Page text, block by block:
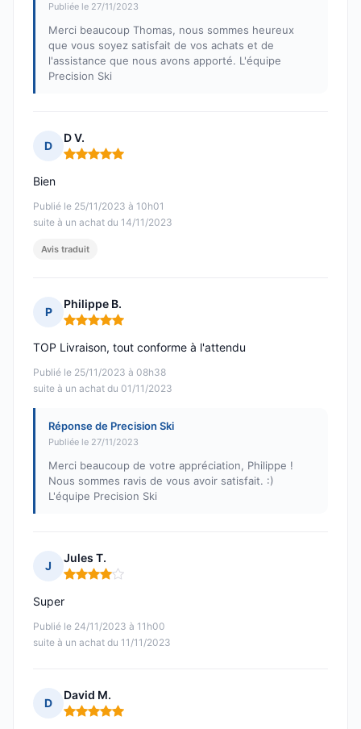
Publiée le 27/11/2023
Merci beaucoup Thomas, nous sommes heureux
que vous soyez satisfait de vos achats et de
l'assistance que nous avons apporté. L'équipe
Precision Ski
D
D V.
Note : 5 sur 5
Publié le 25/11/2023 à 10h01
suite à un achat du 14/11/2023
Bien
Avis traduit
P
Philippe B.
Note : 5 sur 5
Publié le 25/11/2023 à 08h38
suite à un achat du 01/11/2023
TOP Livraison, tout conforme à l'attendu
Réponse de Precision Ski
Publiée le 27/11/2023
Merci beaucoup de votre appréciation, Philippe !
Nous sommes ravis de vous avoir satisfait. :)
L'équipe Precision Ski
J
Jules T.
Note : 4 sur 5
Publié le 24/11/2023 à 11h00
suite à un achat du 11/11/2023
Super
D
David M.
Note : 5 sur 5